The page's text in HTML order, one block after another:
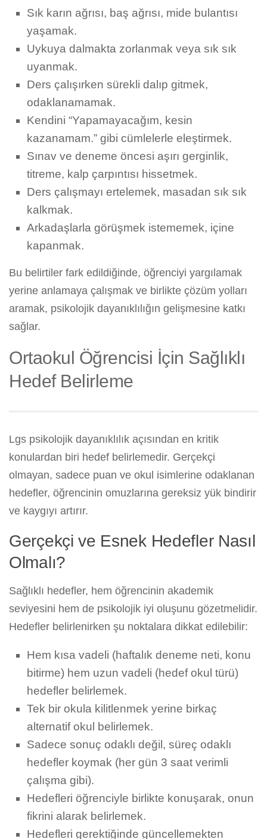
Sık karın ağrısı, baş ağrısı, mide bulantısı
yaşamak.
Uykuya dalmakta zorlanmak veya sık sık
uyanmak.
Ders çalışırken sürekli dalıp gitmek,
odaklanamamak.
Kendini “Yapamayacağım, kesin
kazanamam.” gibi cümlelerle eleştirmek.
Sınav ve deneme öncesi aşırı gerginlik,
titreme, kalp çarpıntısı hissetmek.
Ders çalışmayı ertelemek, masadan sık sık
kalkmak.
Arkadaşlarla görüşmek istememek, içine
kapanmak.
Bu belirtiler fark edildiğinde, öğrenciyi yargılamak
yerine anlamaya çalışmak ve birlikte çözüm yolları
aramak, psikolojik dayanıklılığın gelişmesine katkı
sağlar.
Ortaokul Öğrencisi İçin Sağlıklı
Hedef Belirleme
Lgs psikolojik dayanıklılık açısından en kritik
konulardan biri hedef belirlemedir. Gerçekçi
olmayan, sadece puan ve okul isimlerine odaklanan
hedefler, öğrencinin omuzlarına gereksiz yük bindirir
ve kaygıyı artırır.
Gerçekçi ve Esnek Hedefler Nasıl
Olmalı?
Sağlıklı hedefler, hem öğrencinin akademik
seviyesini hem de psikolojik iyi oluşunu gözetmelidir.
Hedefler belirlenirken şu noktalara dikkat edilebilir:
Hem kısa vadeli (haftalık deneme neti, konu
bitirme) hem uzun vadeli (hedef okul türü)
hedefler belirlemek.
Tek bir okula kilitlenmek yerine birkaç
alternatif okul belirlemek.
Sadece sonuç odaklı değil, süreç odaklı
hedefler koymak (her gün 3 saat verimli
çalışma gibi).
Hedefleri öğrenciyle birlikte konuşarak, onun
fikrini alarak belirlemek.
Hedefleri gerektiğinde güncellemekten